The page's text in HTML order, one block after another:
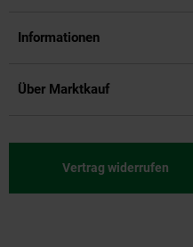
Informationen
Über Marktkauf
Vertrag widerrufen